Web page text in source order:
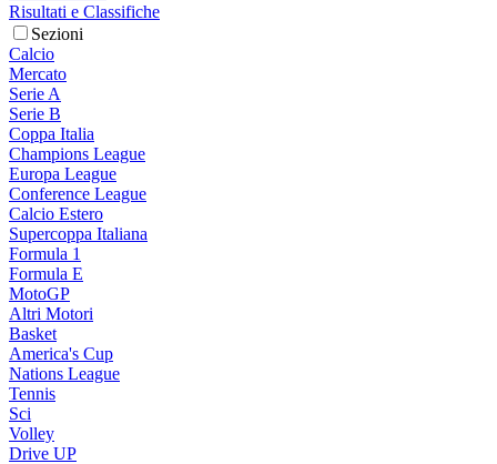
Risultati e Classifiche
Sezioni
Calcio
Mercato
Serie A
Serie B
Coppa Italia
Champions League
Europa League
Conference League
Calcio Estero
Supercoppa Italiana
Formula 1
Formula E
MotoGP
Altri Motori
Basket
America's Cup
Nations League
Tennis
Sci
Volley
Drive UP